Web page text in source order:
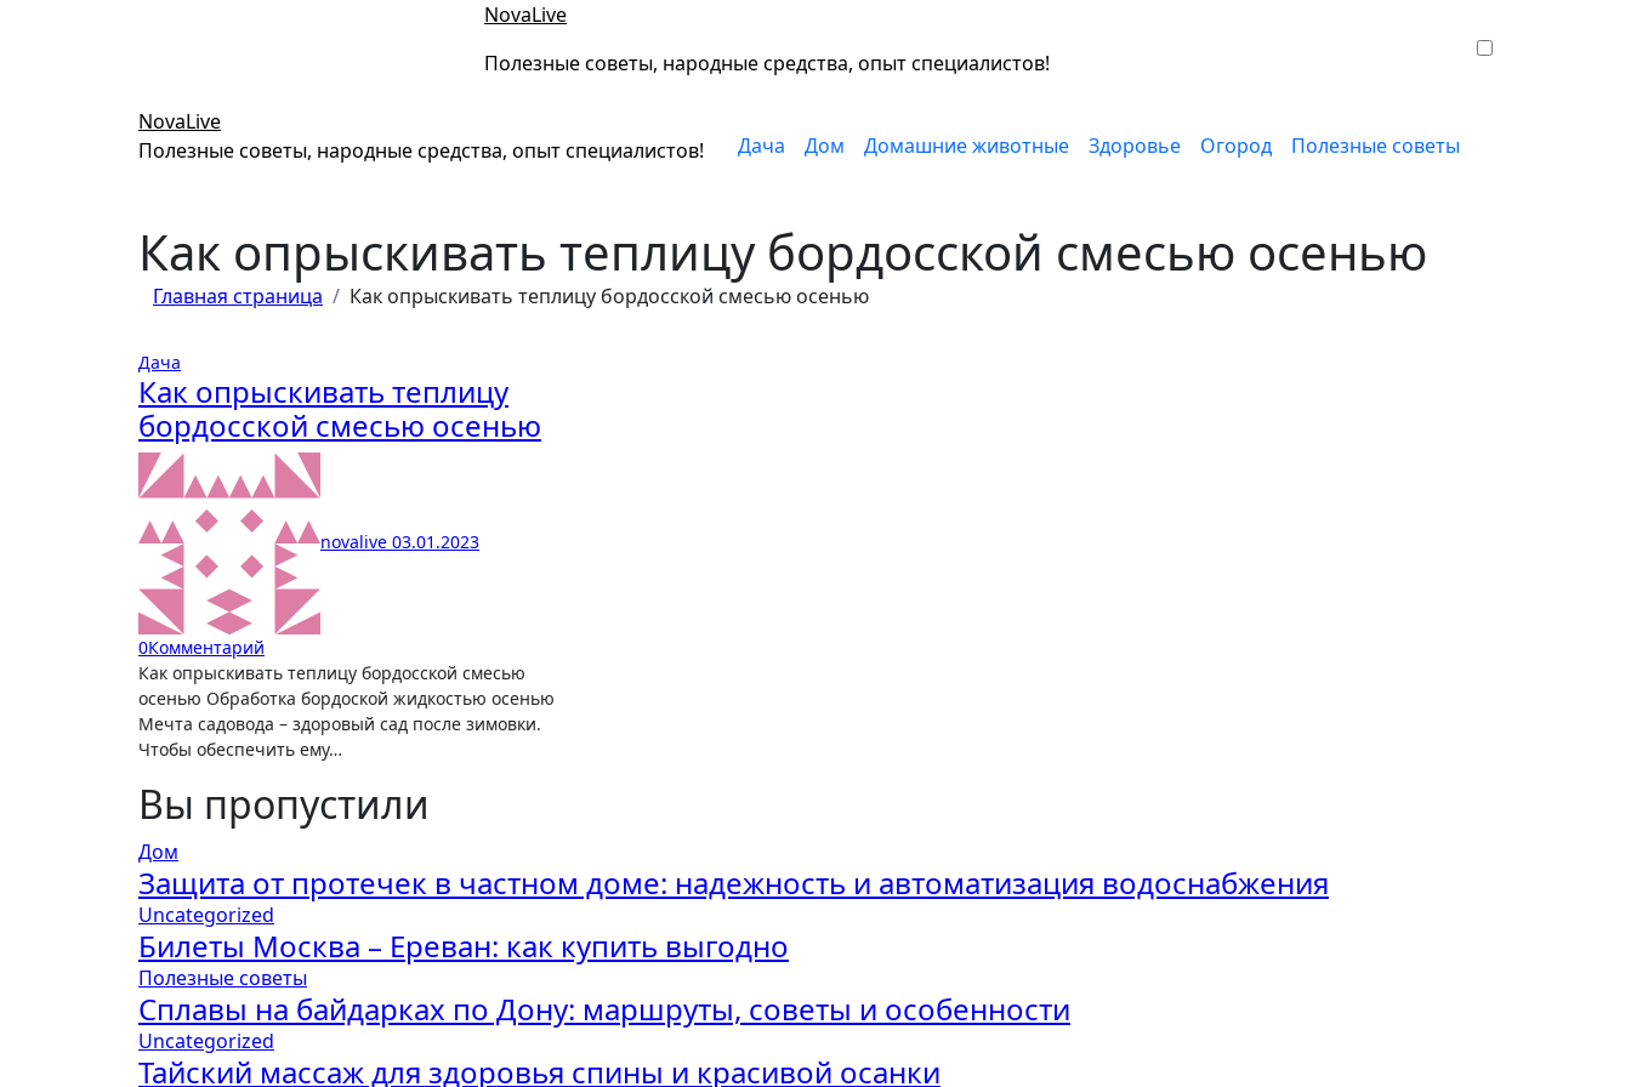
NovaLive
Полезные советы, народные средства, опыт специалистов!
NovaLive
Полезные советы, народные средства, опыт специалистов!
Дача Дом Домашние животные Здоровье Огород Полезные советы
Как опрыскивать теплицу бордосской смесью осенью
Главная страница Как опрыскивать теплицу бордосской смесью осенью
Дача
Как опрыскивать теплицу
бордосской смесью осенью
novalive 03.01.2023
0Комментарий
Как опрыскивать теплицу бордосской смесью
осенью Обработка бордоской жидкостью осенью
Мечта садовода – здоровый сад после зимовки.
Чтобы обеспечить ему…
Вы пропустили
Дом
Защита от протечек в частном доме: надежность и автоматизация водоснабжения
Uncategorized
Билеты Москва – Ереван: как купить выгодно
Полезные советы
Сплавы на байдарках по Дону: маршруты, советы и особенности
Uncategorized
Тайский массаж для здоровья спины и красивой осанки